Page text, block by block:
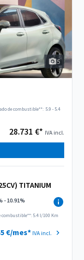
5
de combustible**: 5.9 - 5.4
28.731 €* IVA incl.
TITANIUM
- 10.91%
combustible**: 5.4 l/100 Km
€/mes* IVA incl.